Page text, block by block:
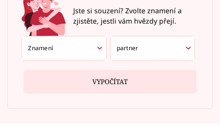
Jste si souzení? Zvolte znamení a
zjistěte, jestli vám hvězdy přejí.
VYPOČÍTAT